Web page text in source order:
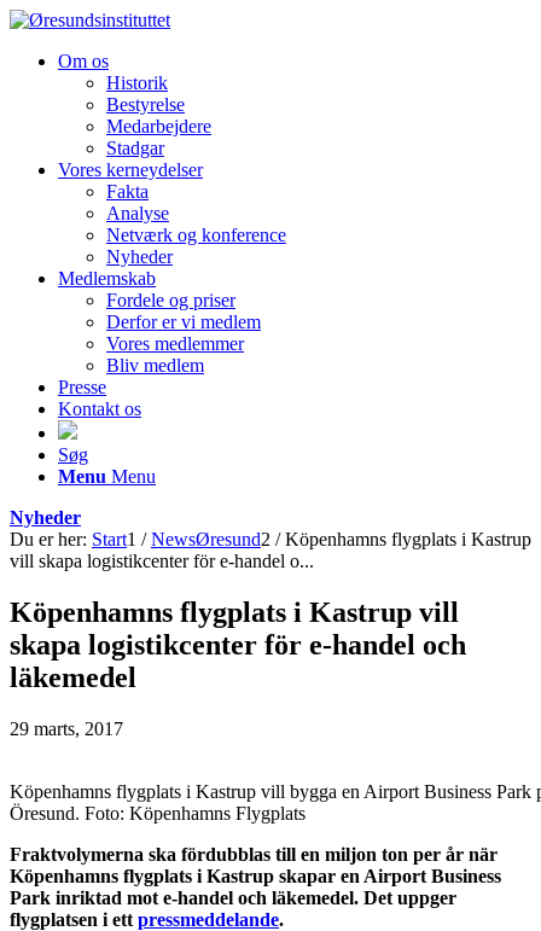
Om os
Historik
Bestyrelse
Medarbejdere
Stadgar
Vores kerneydelser
Fakta
Analyse
Netværk og konference
Nyheder
Medlemskab
Fordele og priser
Derfor er vi medlem
Vores medlemmer
Bliv medlem
Presse
Kontakt os
Søg
Menu Menu
Nyheder
Du er her: Start1 / NewsØresund2 / Köpenhamns flygplats i Kastrup
vill skapa logistikcenter för e-handel o...
Köpenhamns flygplats i Kastrup vill
skapa logistikcenter för e-handel och
läkemedel
29 marts, 2017
Köpenhamns flygplats i Kastrup vill bygga en Airport Business Park
Öresund. Foto: Köpenhamns Flygplats
Fraktvolymerna ska fördubblas till en miljon ton per år när
Köpenhamns flygplats i Kastrup skapar en Airport Business
Park inriktad mot e-handel och läkemedel. Det uppger
flygplatsen i ett pressmeddelande.